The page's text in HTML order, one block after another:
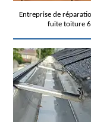
Entreprise de
fuite toiture